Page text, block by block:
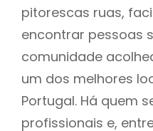
pitorescas ruas,
encontrar pessoas
comunidade
um dos melhores
Portugal. Há quem
profissionais e,